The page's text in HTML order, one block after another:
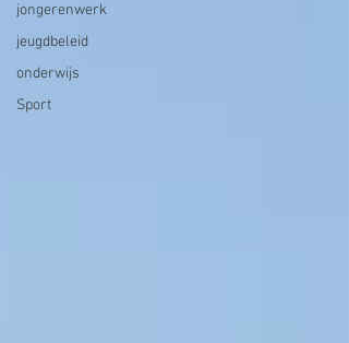
jongerenwerk
jeugdbeleid
onderwijs
Sport